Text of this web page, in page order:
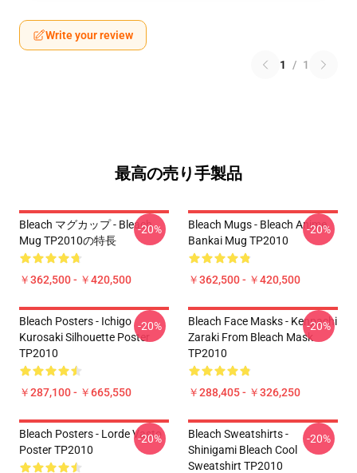
Write your review
1 / 1
最高の売り手製品
Bleach マグカップ - Bleach
Mug TP2010の特長
￥362,500 - ￥420,500
-20%
Bleach Mugs - Bleach Anime,
Bankai Mug TP2010
￥362,500 - ￥420,500
-20%
Bleach Posters - Ichigo
Kurosaki Silhouette Poster
TP2010
￥287,100 - ￥665,550
-20%
Bleach Face Masks - Kenpachi
Zaraki From Bleach Mask
TP2010
￥288,405 - ￥326,250
-20%
Bleach Posters - Lorde Vasto
Poster TP2010
-20%
Bleach Sweatshirts -
Shinigami Bleach Cool
Sweatshirt TP2010
-20%